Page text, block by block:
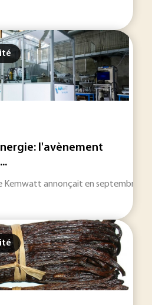
l'avènement
Kemwatt annonçait en septembre